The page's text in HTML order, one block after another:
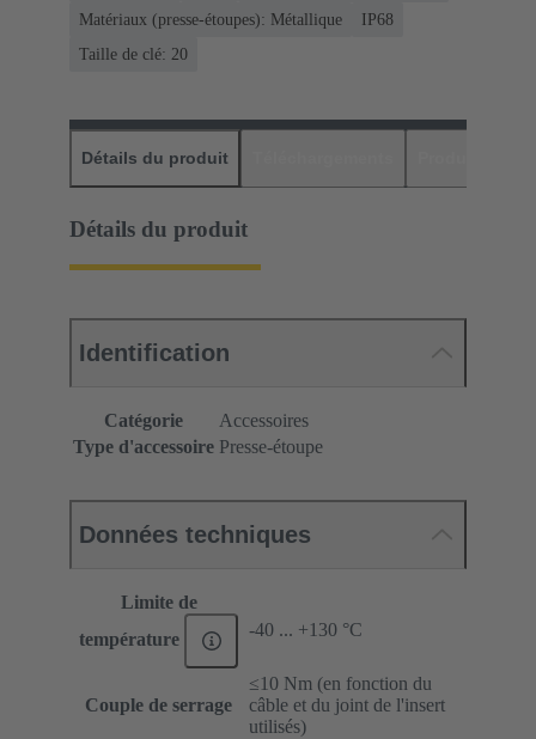
Matériaux (presse-étoupes): Métallique
IP68
Taille de clé: 20
Détails du produit
Détails du produit
Identification
Catégorie
Accessoires
Type d'accessoire Presse-étoupe
Données techniques
Limite de
température
-40 ... +130 °C
Couple de serrage
≤10 Nm (en fonction du
câble et du joint de l'insert
utilisés)